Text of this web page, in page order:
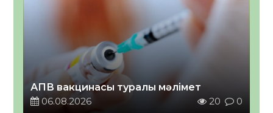
АПВ вакцинасы туралы мәлімет
06.08.2026
20 0